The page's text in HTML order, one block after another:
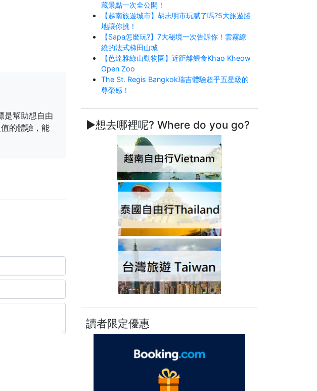
是幫助想自由
的體驗，能
藏景點一次全公開！
【越南旅遊城市】胡志明市玩膩了嗎?5大旅遊勝
地讓你挑！
【Sapa怎麼玩?】7大秘境一次告訴你！雲霧繚
繞的法式梯田山城
【芭達雅綠山動物園】近距離餵食Khao Kheow
Open Zoo
The St. Regis Bangkok瑞吉體驗超乎五星級的
尊榮感！
►想去哪裡呢? Where do you go?
讀者限定優惠